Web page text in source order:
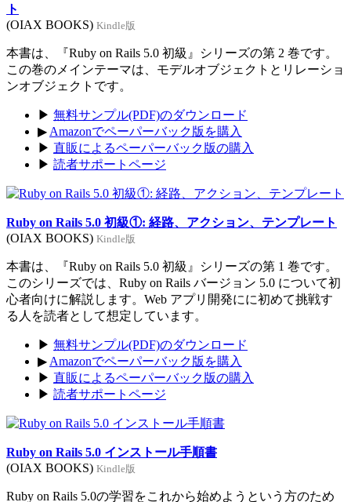
ト
(OIAX BOOKS) Kindle版
本書は、『Ruby on Rails 5.0 初級』シリーズの第 2 巻です。
この巻のメインテーマは、モデルオブジェクトとリレーショ
ンオブジェクトです。
▶ 無料サンプル(PDF)のダウンロード
▶ Amazonでペーパーバック版を購入
▶ 直販によるペーパーバック版の購入
▶ 読者サポートページ
Ruby on Rails 5.0 初級①: 経路、アクション、テンプレート
(OIAX BOOKS) Kindle版
本書は、『Ruby on Rails 5.0 初級』シリーズの第 1 巻です。
このシリーズでは、Ruby on Rails バージョン 5.0 について初
心者向けに解説します。Web アプリ開発にに初めて挑戦す
る人を読者として想定しています。
▶ 無料サンプル(PDF)のダウンロード
▶ Amazonでペーパーバック版を購入
▶ 直販によるペーパーバック版の購入
▶ 読者サポートページ
Ruby on Rails 5.0 インストール手順書
(OIAX BOOKS) Kindle版
Ruby on Rails 5.0の学習をこれから始めようという方のため